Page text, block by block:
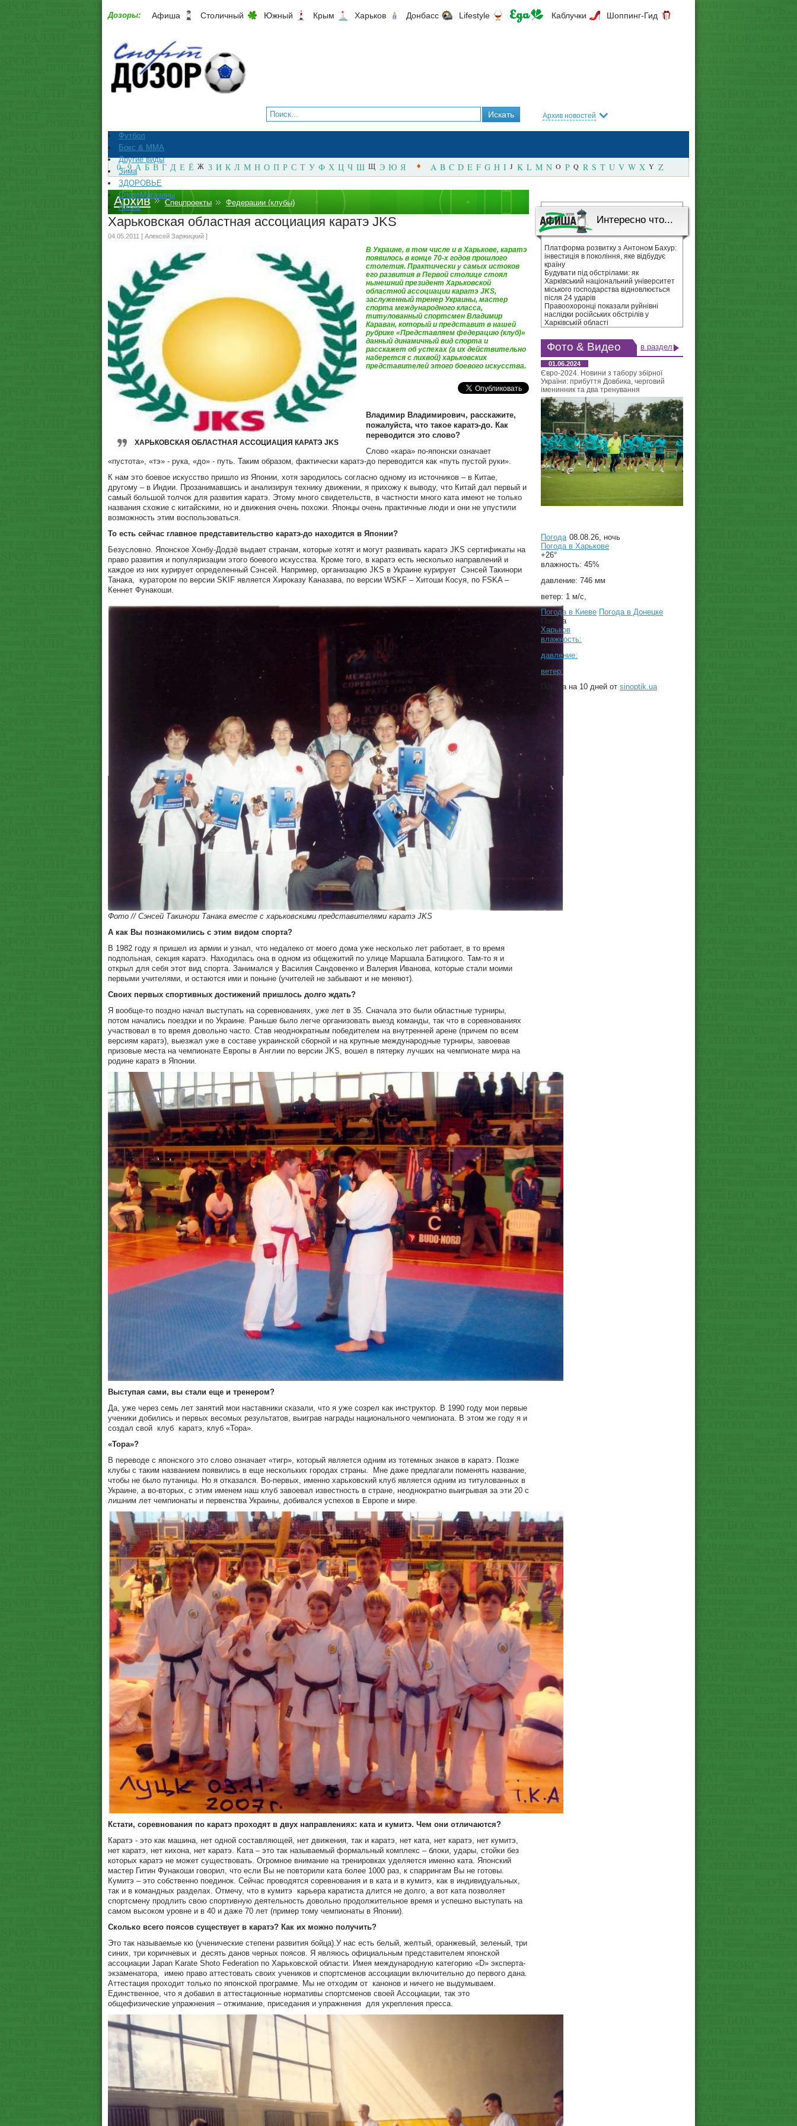
Дозоры: Афиша Столичный Южный Крым Харьков Донбасс Lifestyle Каблучки Шоппинг-Гид
Архив новостей
Футбол
Бокс & ММА
Другие виды
Зима
ЗДОРОВЬЕ
СпортМагазины
Архив
0 - 9 А Б В Г Д Е Ё Ж З И К Л М Н О П Р С Т У Ф Х Ц Ч Ш Щ Э Ю Я A B C D E F G H I J K L M N O P Q R S T U V W X Y Z
Архив Спецпроекты Федерации (клубы)
Харьковская областная ассоциация каратэ JKS
04.05.2011 [ Алексей Заржицкий ]
ХАРЬКОВСКАЯ ОБЛАСТНАЯ АССОЦИАЦИЯ КАРАТЭ JKS
В Украине, в том числе и в Харькове, каратэ
появилось в конце 70-х годов прошлого
столетия. Практически у самых истоков
его развития в Первой столице стоял
нынешний президент Харьковской
областной ассоциации каратэ JKS,
заслуженный тренер Украины, мастер
спорта международного класса,
титулованный спортсмен Владимир
Караван, который и представит в нашей
рубрике «Представляем федерацию (клуб)»
данный динамичный вид спорта и
расскажет об успехах (а их действительно
наберется с лихвой) харьковских
представителей этого боевого искусства.
Владимир Владимирович, расскажите,
пожалуйста, что такое каратэ-до. Как
переводится это слово?
Слово «кара» по-японски означает
«пустота», «тэ» - рука, «до» - путь. Таким образом, фактически каратэ-до переводится как «путь пустой руки».
К нам это боевое искусство пришло из Японии, хотя зародилось согласно одному из источников – в Китае,
другому – в Индии. Прозанимавшись и анализируя технику движении, я прихожу к выводу, что Китай дал первый и
самый большой толчок для развития каратэ. Этому много свидетельств, в частности много ката имеют не только
названия схожие с китайскими, но и движения очень похожи. Японцы очень практичные люди и они не упустили
возможность этим воспользоваться.
То есть сейчас главное представительство каратэ-до находится в Японии?
Безусловно. Японское Хонбу-Додзё выдает странам, которые хотят и могут развивать каратэ JKS сертификаты на
право развития и популяризации этого боевого искусства. Кроме того, в каратэ есть несколько направлений и
каждое из них курирует определенный Сэнсей. Например, организацию JKS в Украине курирует Сэнсей Такинори
Танака, куратором по версии SKIF является Хироказу Каназава, по версии WSKF – Хитоши Косуя, по FSKA –
Кеннет Фунакоши.
Фото // Сэнсей Такинори Танака вместе с харьковскими представителями каратэ JKS
А как Вы познакомились с этим видом спорта?
В 1982 году я пришел из армии и узнал, что недалеко от моего дома уже несколько лет работает, в то время
подпольная, секция каратэ. Находилась она в одном из общежитий по улице Маршала Батицкого. Там-то я и
открыл для себя этот вид спорта. Занимался у Василия Сандовенко и Валерия Иванова, которые стали моими
первыми учителями, и остаются ими и поныне (учителей не забывают и не меняют).
Своих первых спортивных достижений пришлось долго ждать?
Я вообще-то поздно начал выступать на соревнованиях, уже лет в 35. Сначала это были областные турниры,
потом начались поездки и по Украине. Раньше было легче организовать выезд команды, так что в соревнованиях
участвовал в то время довольно часто. Став неоднократным победителем на внутренней арене (причем по всем
версиям каратэ), выезжал уже в составе украинской сборной и на крупные международные турниры, завоевав
призовые места на чемпионате Европы в Англии по версии JKS, вошел в пятерку лучших на чемпионате мира на
родине каратэ в Японии.
Выступая сами, вы стали еще и тренером?
Да, уже через семь лет занятий мои наставники сказали, что я уже созрел как инструктор. В 1990 году мои первые
ученики добились и первых весомых результатов, выиграв награды национального чемпионата. В этом же году я и
создал свой клуб каратэ, клуб «Тора».
«Тора»?
В переводе с японского это слово означает «тигр», который является одним из тотемных знаков в каратэ. Позже
клубы с таким названием появились в еще нескольких городах страны.
Мне даже предлагали поменять название,
чтобы не было путаницы. Но я отказался. Во-первых, именно харьковский клуб является одним из титулованных в
Украине, а во-вторых, с этим именем наш клуб завоевал известность в стране, неоднократно выигрывая за эти 20 с
лишним лет чемпионаты и первенства Украины, добивался успехов в Европе и мире.
Кстати, соревнования по каратэ проходят в двух направлениях: ката и кумитэ. Чем они отличаются?
Каратэ - это как машина, нет одной составляющей, нет движения, так и каратэ, нет ката, нет каратэ, нет кумитэ,
нет каратэ, нет кихона, нет каратэ. Ката – это так называемый формальный комплекс – блоки, удары, стойки без
которых каратэ не может существовать. Огромное внимание на тренировках уделяется именно ката. Японский
мастер Гитин Фунакоши говорил, что если Вы не повторили ката более 1000 раз, к спаррингам Вы не готовы.
Кумитэ – это собственно поединок. Сейчас проводятся соревнования и в ката и в кумитэ, как в индивидуальных,
так и в командных разделах. Отмечу, что в кумитэ карьера каратиста длится не долго, а вот ката позволяет
спортсмену продлить свою спортивную деятельность довольно продолжительное время и успешно выступать на
самом высоком уровне и в 40 и даже 70 лет (пример тому чемпионаты в Японии).
Сколько всего поясов существует в каратэ? Как их можно получить?
Это так называемые кю (ученические степени развития бойца).У нас есть белый, желтый, оранжевый, зеленый, три
синих, три коричневых и десять данов черных поясов. Я являюсь официальным представителем японской
ассоциации Japan Karate Shoto Federation по Харьковской области. Имея международную категорию «D» эксперта-
экзаменатора,
имею право аттестовать своих учеников и спортсменов ассоциации включительно до первого дана.
Аттестация проходит только по японской программе. Мы не отходим от канонов и ничего не выдумываем.
Единственное, что я добавил в аттестационные нормативы спортсменов своей Ассоциации, так это
общефизические упражнения – отжимание, приседания и упражнения для укрепления пресса.
Интересно что...
Платформа розвитку з Антоном Бахур:
інвестиція в покоління, яке відбудує
країну
Будувати під обстрілами: як
Харківський національний університет
міського господарства відновлюється
після 24 ударів
Правоохоронці показали руйнівні
наслідки російських обстрілів у
Харківській області
Фото & Видео в раздел
01.06.2024
Євро-2024. Новини з табору збірної
України: прибуття Довбика, черговий
іменинник та два тренування
Погода 08.08.26, ночь
Погода в Харькове
+26°
влажность: 45%
давление: 746 мм
ветер: 1 м/с,
Погода в Киеве Погода в Донецке
Погода
Харьков
влажность:
давление:
ветер:
Погода на 10 дней от sinoptik.ua